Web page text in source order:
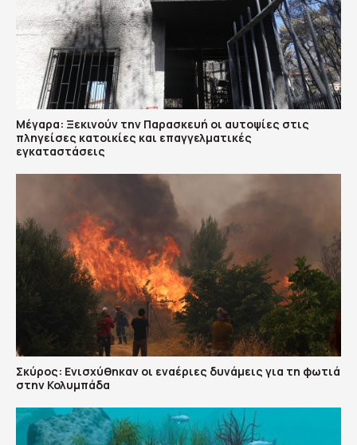
Μέγαρα: Ξεκινούν την Παρασκευή οι αυτοψίες στις
πληγείσες κατοικίες και επαγγελματικές
εγκαταστάσεις
Σκύρος: Ενισχύθηκαν οι εναέριες δυνάμεις για τη φωτιά
στην Κολυμπάδα